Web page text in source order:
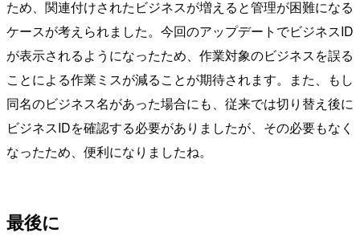
ため、関連付けされたビジネスが増えると管理が困難になる
ケースが考えられました。今回のアップデートでビジネスID
が表示されるようになったため、作業対象のビジネスを誤る
ことによる作業ミスが減ることが期待されます。また、もし
同名のビジネス名があった場合にも、従来では切り替え後に
ビジネスIDを確認する必要がありましたが、その必要もなく
なったため、便利になりましたね。
最後に